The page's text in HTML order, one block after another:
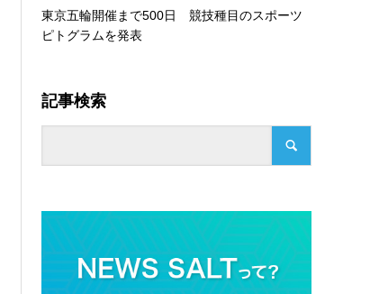
東京五輪開催まで500日 競技種目のスポーツ
ピトグラムを発表
記事検索